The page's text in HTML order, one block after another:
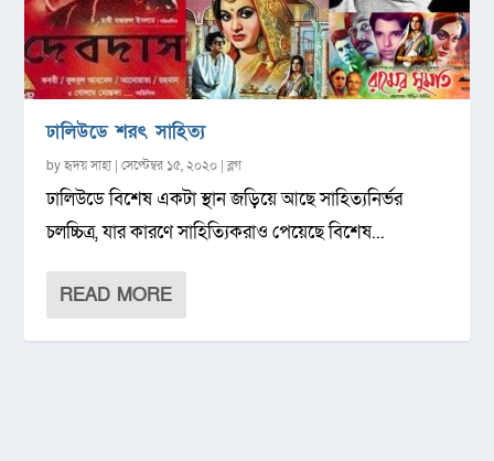
ঢালিউডে শরৎ সাহিত্য
byহৃদয় সাহা |সেপ্টেম্বর ১৫, ২০২০ |ব্লগ
ঢালিউডে বিশেষ একটা স্থান জড়িয়ে আছে সাহিত্যনির্ভর
চলচ্চিত্র, যার কারণে সাহিত্যিকরাও পেয়েছে বিশেষ...
READ MORE